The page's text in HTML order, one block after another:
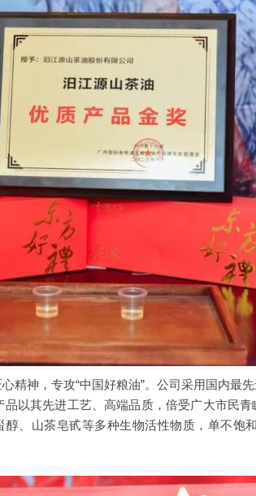
精神，专攻“中国好粮油”。公司采用国内最
以其先进工艺、高端品质，倍受广大市民
、山茶皂甙等多种生物活性物质，单不饱